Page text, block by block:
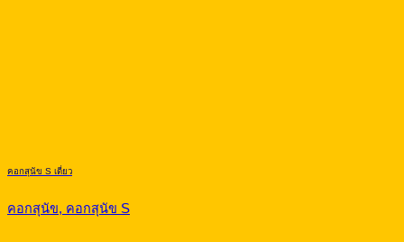
คอกสุนัข S เดี่ยว
คอกสุนัข, คอกสุนัข S